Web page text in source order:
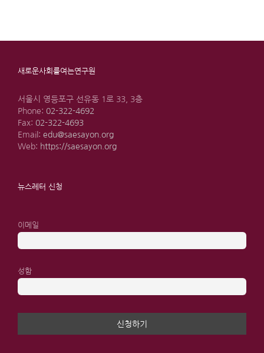
새로운사회를여는연구원
서울시 영등포구 선유동 1로 33, 3층
Phone: 02-322-4692
Fax: 02-322-4693
Email: edu@saesayon.org
Web: https://saesayon.org
뉴스레터 신청
이메일
성함